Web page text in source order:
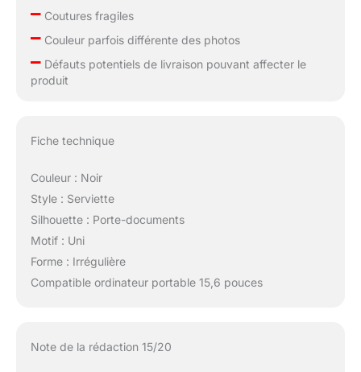
–Coutures fragiles
–Couleur parfois différente des photos
–Défauts potentiels de livraison pouvant affecter le
produit
Fiche technique
Couleur : Noir
Style : Serviette
Silhouette : Porte-documents
Motif : Uni
Forme : Irrégulière
Compatible ordinateur portable 15,6 pouces
Note de la rédaction 15/20